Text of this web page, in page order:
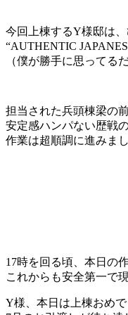
今回上棟するY様邸は、
“AUTHENTIC
（僕が勝手に思ってる
担当された兵頭棟梁の
安定感ハンパない歴戦
作業は超順調に進みまし
17時を回る頃、本日の
これからも安全第一で
Y様、本日は上棟おめで